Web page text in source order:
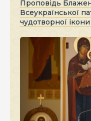
Проповідь
Всеукраїнської
чудотворної